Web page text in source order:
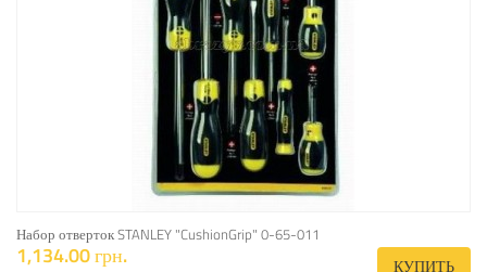
Набор отверток STANLEY "CushionGrip" 0-65-011
1,134.00 грн. КУПИТЬ